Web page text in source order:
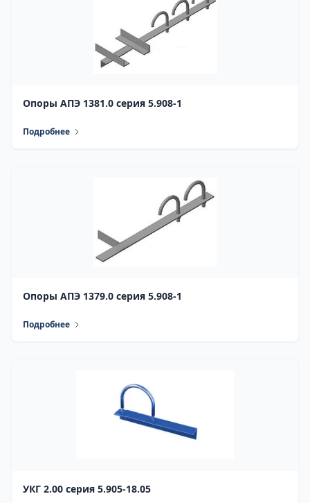
Опоры АПЭ 1381.0 серия 5.908-1
Подробнее
Опоры АПЭ 1379.0 серия 5.908-1
Подробнее
УКГ 2.00 серия 5.905-18.05